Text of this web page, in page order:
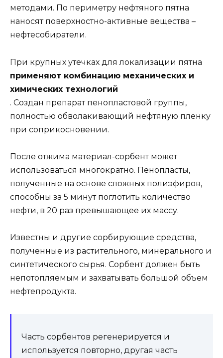
методами. По периметру нефтяного пятна
наносят поверхностно-активные вещества –
нефтесобиратели.
При крупных утечках для локализации пятна
применяют комбинацию механических и
химических технологий
. Создан препарат пенопластовой группы,
полностью обволакивающий нефтяную пленку
при соприкосновении.
После отжима материал-сорбент может
использоваться многократно. Пенопласты,
полученные на основе сложных полиэфиров,
способны за 5 минут поглотить количество
нефти, в 20 раз превышающее их массу.
Известны и другие сорбирующие средства,
полученные из растительного, минерального и
синтетического сырья. Сорбент должен быть
непотопляемым и захватывать большой объем
нефтепродукта.
Часть сорбентов регенерируется и
используется повторно, другая часть